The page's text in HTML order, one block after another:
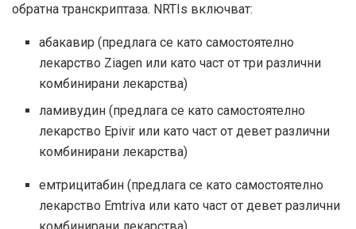
обратна транскриптаза. NRTIs включват:
абакавир (предлага се като самостоятелно
лекарство Ziagen или като част от три различни
комбинирани лекарства)
ламивудин (предлага се като самостоятелно
лекарство Epivir или като част от девет различни
комбинирани лекарства)
емтрицитабин (предлага се като самостоятелно
лекарство Emtriva или като част от девет различни
комбинирани лекарства)